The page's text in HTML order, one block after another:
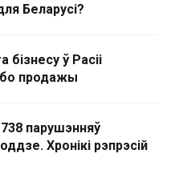
Беларусі?
ў Расіі
продажы
парушэнняў
Хронікі рэпрэсій